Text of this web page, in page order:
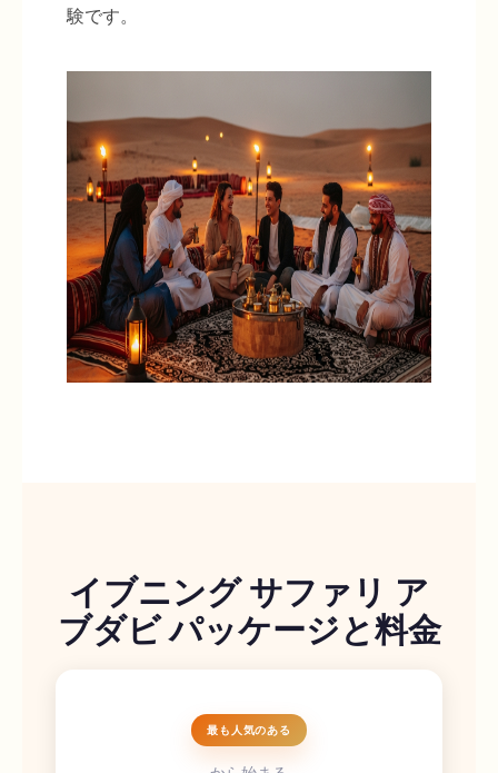
験です。
イブニング サファリ ア
ブダビ パッケージと料金
最も人気のある